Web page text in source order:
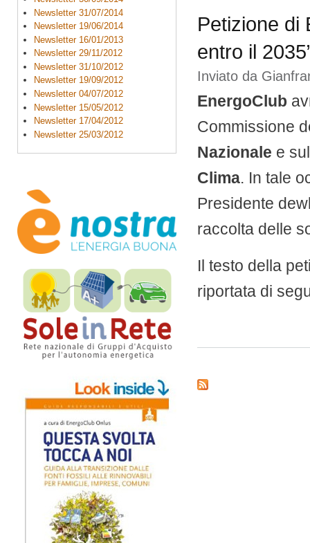
Newsletter 31/07/2014
Newsletter 19/06/2014
Newsletter 16/01/2013
Newsletter 29/11/2012
Newsletter 31/10/2012
Newsletter 19/09/2012
Newsletter 04/07/2012
Newsletter 15/05/2012
Newsletter 17/04/2012
Newsletter 25/03/2012
Petizione di
entro il
Inviato da
EnergoClub
Commissione
Nazionale e sul
Clima. In tale
Presidente
raccolta delle
Il testo della
riportata di